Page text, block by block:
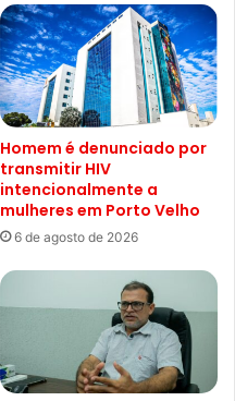
Homem é denunciado por
transmitir HIV
intencionalmente a
mulheres em Porto Velho
6 de agosto de 2026